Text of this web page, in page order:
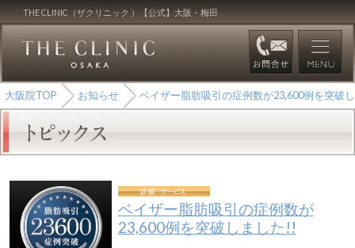
THE CLINIC（ザクリニック ）【公式】大阪・梅田
大阪院TOP お知らせ ベイザー脂肪吸引の症例数が23,600例を突破
ベイザー脂肪吸引の症例数が
23,600例を突破しました!!